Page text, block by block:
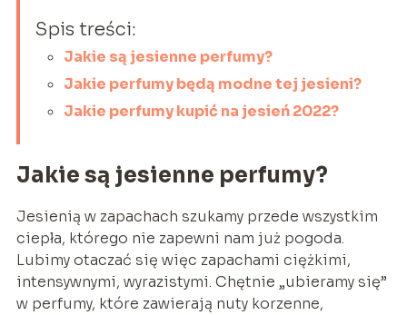
Spis treści:
Jakie są jesienne perfumy?
Jakie perfumy będą modne tej jesieni?
Jakie perfumy kupić na jesień 2022?
Jakie są jesienne perfumy?
Jesienią w zapachach szukamy przede wszystkim
ciepła, którego nie zapewni nam już pogoda.
Lubimy otaczać się więc zapachami ciężkimi,
intensywnymi, wyrazistymi. Chętnie „ubieramy się”
w perfumy, które zawierają nuty korzenne,